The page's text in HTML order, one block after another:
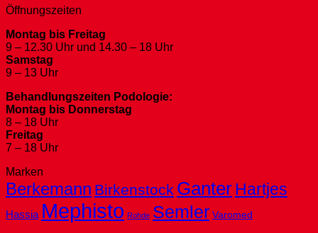
Öffnungszeiten
Montag bis Freitag
9 – 12.30 Uhr und 14.30 – 18 Uhr
Samstag
9 – 13 Uhr
Behandlungszeiten Podologie:
Montag bis Donnerstag
8 – 18 Uhr
Freitag
7 – 18 Uhr
Marken
Berkemann Birkenstock GanterHartjes
Hassia Mephisto Rohde Semler Varomed